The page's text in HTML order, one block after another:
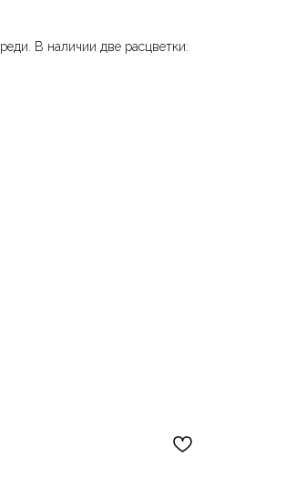
В наличии две расцветки: